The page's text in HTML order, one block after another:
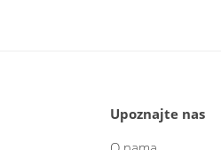
Upoznajte nas